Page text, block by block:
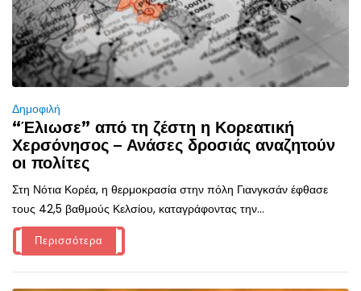
Δημοφιλή
“Έλιωσε” από τη ζέστη η Κορεατική
Χερσόνησος – Ανάσες δροσιάς αναζητούν
οι πολίτες
Στη Νότια Κορέα, η θερμοκρασία στην πόλη Γιανγκσάν έφθασε
τους 42,5 βαθμούς Κελσίου, καταγράφοντας την...
Περισσότερα